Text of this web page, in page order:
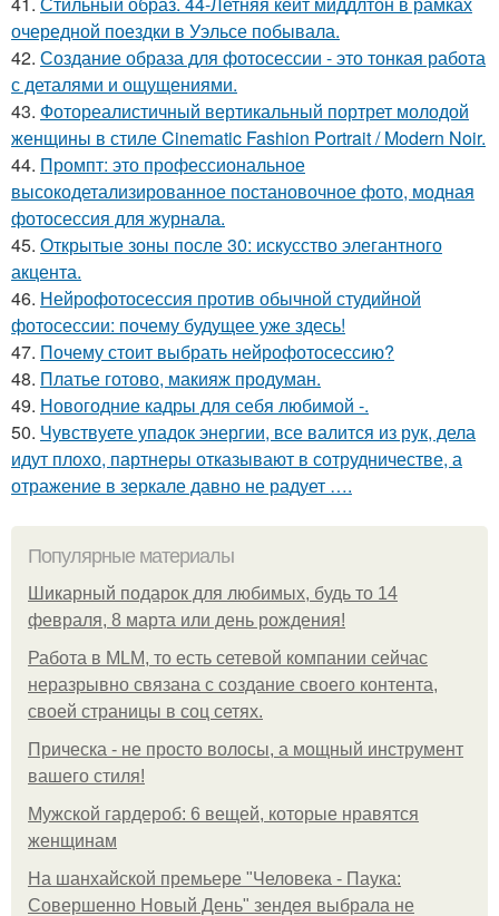
очередной поездки в Уэльсе побывала.
42. Создание образа для фотосессии - это тонкая работа
с деталями и ощущениями.
43. Фотореалистичный вертикальный портрет молодой
женщины в стиле Cinematic Fashion Portrait / Modern Noir.
44. Промпт: это профессиональное
высокодетализированное постановочное фото, модная
фотосессия для журнала.
45. Открытые зоны после 30: искусство элегантного
акцента.
46. Нейрофотосессия против обычной студийной
фотосессии: почему будущее уже здесь!
47. Почему стоит выбрать нейрофотосессию?
48. Платье готово, макияж продуман.
49. Новогодние кадры для себя любимой -.
50. Чувствуете упадок энергии, все валится из рук, дела
идут плохо, партнеры отказывают в сотрудничестве, а
отражение в зеркале давно не радует ….
Популярные материалы
Шикарный подарок для любимых, будь то 14
февраля, 8 марта или день рождения!
Работа в MLM, то есть сетевой компании сейчас
неразрывно связана с создание своего контента,
своей страницы в соц сетях.
Прическа - не просто волосы, а мощный инструмент
вашего стиля!
Мужской гардероб: 6 вещей, которые нравятся
женщинам
На шанхайской премьере "Человека - Паука:
Совершенно Новый День" зендея выбрала не